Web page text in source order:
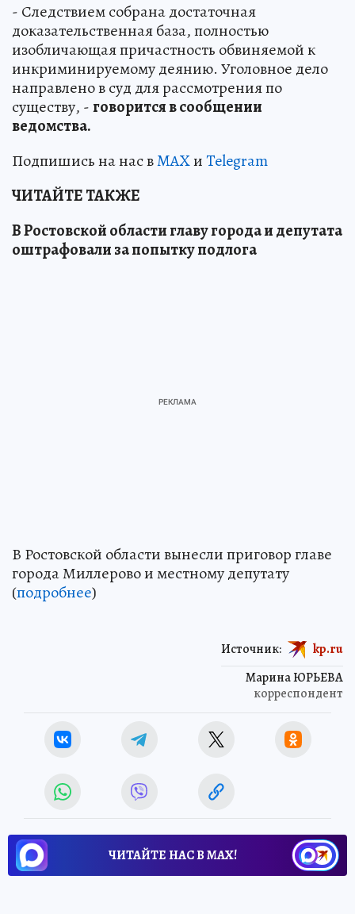
- Следствием собрана достаточная
доказательственная база, полностью
изобличающая причастность обвиняемой к
инкриминируемому деянию. Уголовное дело
направлено в суд для рассмотрения по
существу, -говорится в сообщении
ведомства.
Подпишись на нас вMAXиTelegram
ЧИТАЙТЕ ТАКЖЕ
В Ростовской области главу города и депутата
оштрафовали за попытку подлога
В Ростовской области вынесли приговор главе
города Миллерово и местному депутату
(подробнее)
Марина ЮРЬЕВА
корреспондент
Источник: kp.ru
ЧИТАЙТЕ НАС В МАХ!